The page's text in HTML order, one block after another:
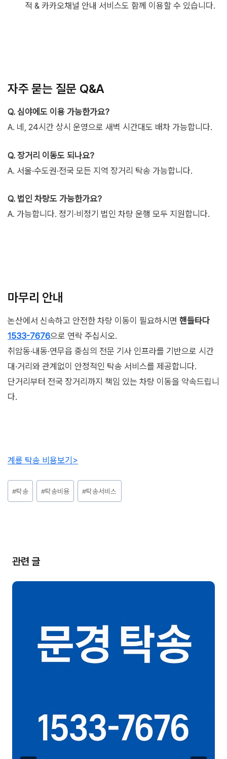
적 & 카카오채널 안내 서비스도 함께 이용할 수 있습니다.
자주 묻는 질문 Q&A
Q. 심야에도 이용 가능한가요?
A. 네, 24시간 상시 운영으로 새벽 시간대도 배차 가능합니다.
Q. 장거리 이동도 되나요?
A. 서울·수도권·전국 모든 지역 장거리 탁송 가능합니다.
Q. 법인 차량도 가능한가요?
A. 가능합니다. 정기·비정기 법인 차량 운행 모두 지원합니다.
마무리 안내
논산에서 신속하고 안전한 차량 이동이 필요하시면 핸들타다
1533-7676으로 연락 주십시오.
취암동·내동·연무읍 중심의 전문 기사 인프라를 기반으로 시간
대·거리와 관계없이 안정적인 탁송 서비스를 제공합니다.
단거리부터 전국 장거리까지 책임 있는 차량 이동을 약속드립니
다.
계룡 탁송 비용보기>
Post
Tags:
#탁송 #탁송비용 #탁송서비스
관련 글